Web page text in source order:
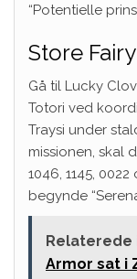
“Potentielle
Store
Gå til Lucky
Totori ved
Traysi under
missionen, skal
1046, 1145,
begynde
Armor sat i